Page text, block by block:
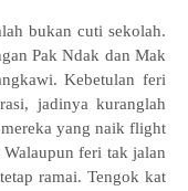
bukan cuti sekolah.
Pak Ndak dan Mak
Kebetulan feri
jadinya kuranglah
yang naik flight
feri tak jalan
ramai. Tengok kat